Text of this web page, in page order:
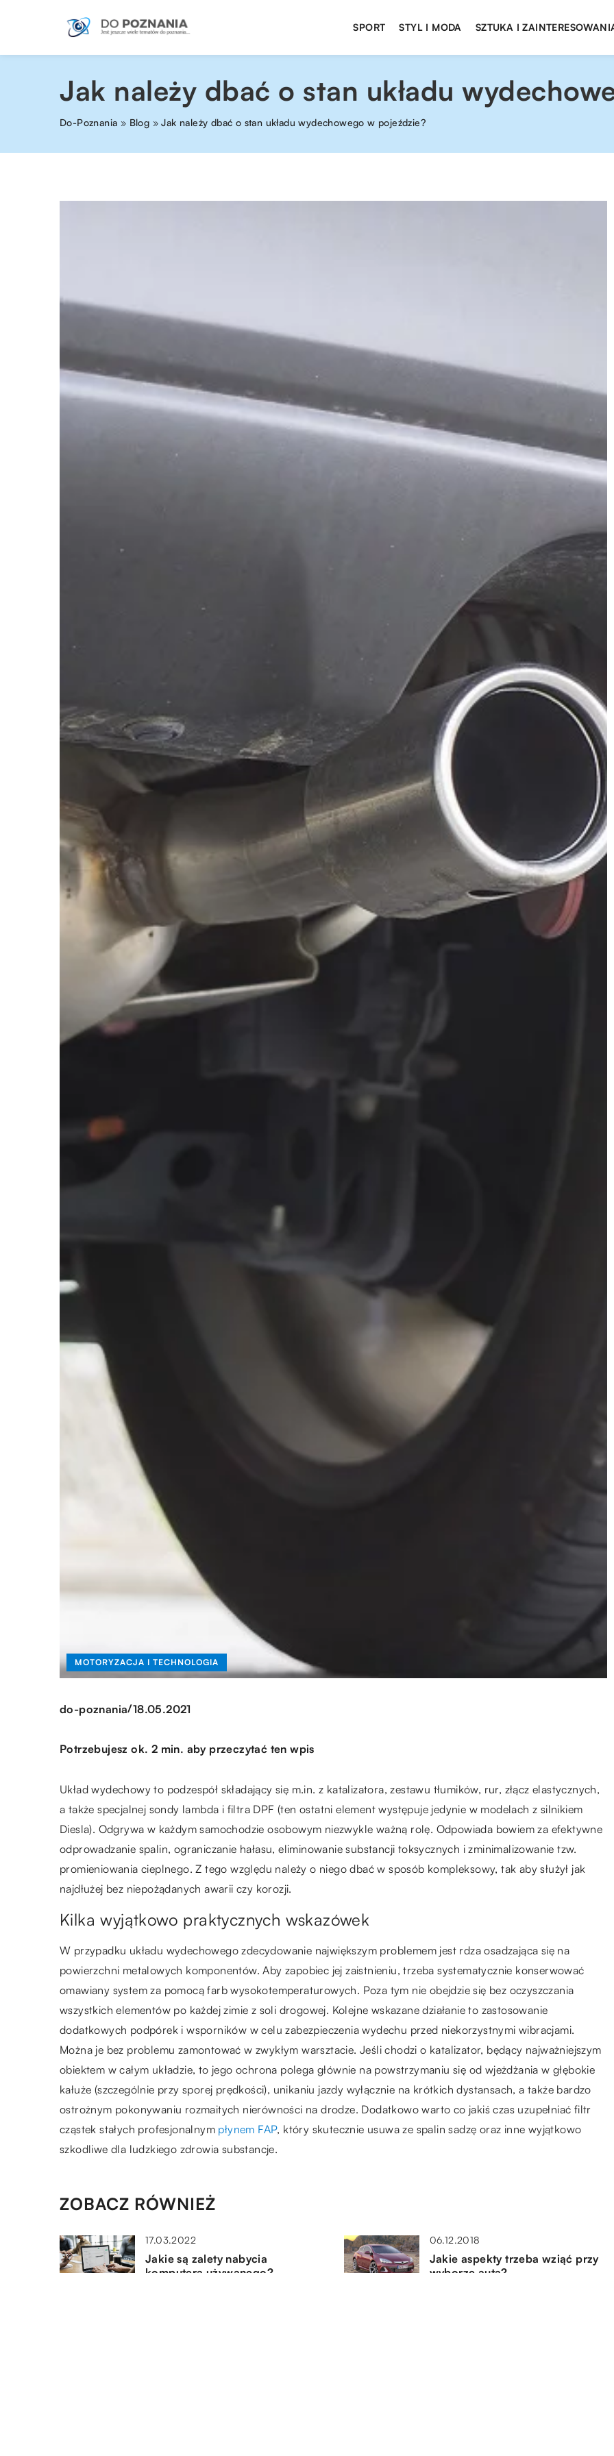
SPORT STYL I MODA SZTUKA I
Jak należy dbać o stan układu
Do-Poznania » Blog »Jak należy dbać o stan układu wydechowego w pojeździe?
MOTORYZACJA I TECHNOLOGIA
do-poznania/18.05.2021
Potrzebujesz ok. 2 min. aby przeczytać ten wpis
Układ wydechowy to podzespół składający się m.in. z katalizatora, zestawu tłumików, rur, złącz elastycznych,
a także specjalnej sondy lambda i filtra DPF (ten ostatni element występuje jedynie w modelach z silnikiem
Diesla). Odgrywa w każdym samochodzie osobowym niezwykle ważną rolę. Odpowiada bowiem za efektywne
odprowadzanie spalin, ograniczanie hałasu, eliminowanie substancji toksycznych i zminimalizowanie tzw.
promieniowania cieplnego. Z tego względu należy o niego dbać w sposób kompleksowy, tak aby służył jak
najdłużej bez niepożądanych awarii czy korozji.
Kilka wyjątkowo praktycznych wskazówek
W przypadku układu wydechowego zdecydowanie największym problemem jest rdza osadzająca się na
powierzchni metalowych komponentów. Aby zapobiec jej zaistnieniu, trzeba systematycznie konserwować
omawiany system za pomocą farb wysokotemperaturowych. Poza tym nie obejdzie się bez oczyszczania
wszystkich elementów po każdej zimie z soli drogowej. Kolejne wskazane działanie to zastosowanie
dodatkowych podpórek i wsporników w celu zabezpieczenia wydechu przed niekorzystnymi wibracjami.
Można je bez problemu zamontować w zwykłym warsztacie. Jeśli chodzi o katalizator, będący najważniejszym
obiektem w całym układzie, to jego ochrona polega głównie na powstrzymaniu się od wjeżdżania w głębokie
kałuże (szczególnie przy sporej prędkości), unikaniu jazdy wyłącznie na krótkich dystansach, a także bardzo
ostrożnym pokonywaniu rozmaitych nierówności na drodze. Dodatkowo warto co jakiś czas uzupełniać filtr
cząstek stałych profesjonalnym płynem FAP, który skutecznie usuwa ze spalin sadzę oraz inne wyjątkowo
szkodliwe dla ludzkiego zdrowia substancje.
ZOBACZ RÓWNIEŻ
17.03.2022
Jakie są zalety nabycia
komputera używanego?
06.12.2018
Jakie aspekty trzeba wziąć przy
wyborze auta?